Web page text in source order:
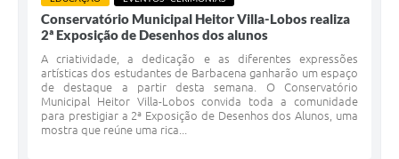
Conservatório Municipal Heitor Villa-Lobos realiza
2ª Exposição de Desenhos dos alunos
A criatividade, a dedicação e as diferentes expressões
artísticas dos estudantes de Barbacena ganharão um espaço
de destaque a partir desta semana. O Conservatório
Municipal Heitor Villa-Lobos convida toda a comunidade
para prestigiar a 2ª Exposição de Desenhos dos Alunos, uma
mostra que reúne uma rica...